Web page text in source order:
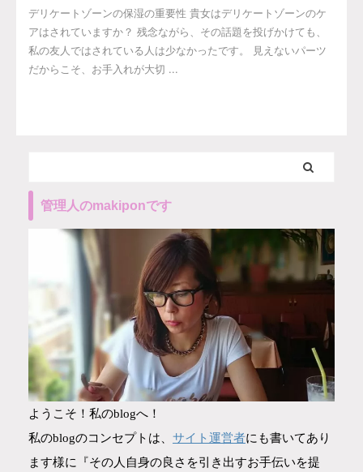
デリケートゾーンの保湿の重要性 貴女はデリケートゾーンのケ
アはされていますか？ 残念ながら、その話題を投げかけても、
私の友人ではされている人は少なかったです。 見えないパーツ
だからこそ、お手入れが大切 ...
管理人のmakiponです
ようこそ！私のblogへ！
私のblogのコンセプトは、 サイト運営者にも書いてあり
ます様に『その人自身の良さを引き出すお手伝いを提